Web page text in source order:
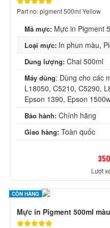
Part no: pigment 500ml Yellow
Mã mực: Mực in Pigment
Loại mực: In phun màu,
Dung lượng: Chai 500ml
Máy dùng: Dùng cho các
L18050, C5210, C5290,
Epson 1390, Epson
Bảo hành: Chính hãng
Giao hàng: Toàn quốc
Lượt
CÒN HÀNG
Mực in Pigment 500ml